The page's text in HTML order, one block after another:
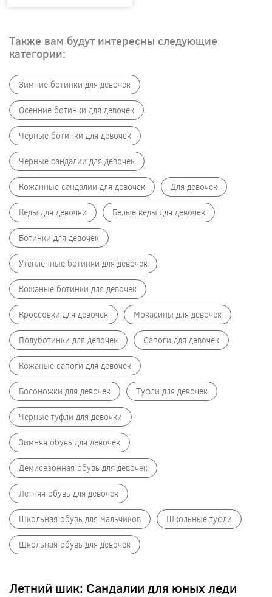
Также вам будут интересны следующие
категории:
Зимние ботинки для девочек
Осенние ботинки для девочек
Черные ботинки для девочек
Черные сандалии для девочек
Кожанные сандалии для девочек Для девочек
Кеды для девочки Белые кеды для девочек
Ботинки для девочек
Утепленные ботинки для девочек
Кожаные ботинки для девочек
Кроссовки для девочек Мокасины для девочек
Полуботинки для девочек Сапоги для девочек
Кожаные сапоги для девочек
Босоножки для девочек Туфли для девочек
Черные туфли для девочки
Зимняя обувь для девочек
Демисезонная обувь для девочек
Летняя обувь для девочек
Школьная обувь для мальчиков Школьные туфли
Школьная обувь для девочек
Летний шик: Сандалии для юных леди